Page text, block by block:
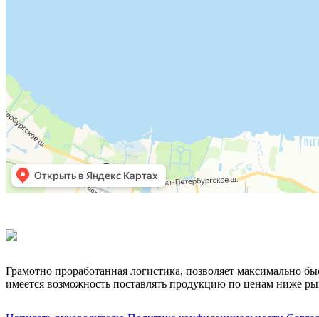
Грамотно проработанная логистика, позволяет максимально
имеется возможность поставлять продукцию по ценам ниже